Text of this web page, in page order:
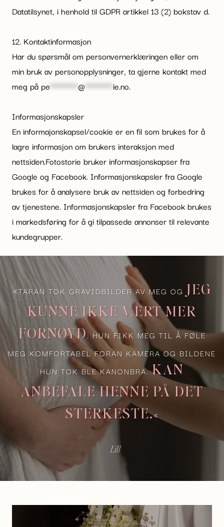
Datatilsynet, i henhold til GDPR artikkel 13 (2) bokstav d.
12. Kontaktinformasjon
Har du spørsmål om personvernerklæringen eller om
min bruk av personopplysninger, ta gjerne kontakt med
meg på pe ********@********ie.no.
Informasjonskapsler
En informajonskapsel/cookie er en fil som brukes for å
lagre informasjon om brukers interaksjon med
nettsiden.Fotostorie bruker informasjonskapser fra
Google og Facebook. Informasjonskapsler fra Google
brukes for å analysere bruk av nettsiden og forbedring
av tjenestene. Informasjonskapsler fra Facebook brukes
i markedsføring for å gi tilpassede annonser til relevante
kundegrupper.
«TARAN TOK GRAVIDBILDER AV MEG OG JEG
KUNNE IKKE VÆRT MER
FORNØYD. HUN FIKK MEG TIL Å FØLE
MEG KOMFORTABEL FORAN KAMERA OG BILDENE
HUN TOK BLE KANONBRA.KAN
ANBEFALE HENNE PÅ DET
STERKESTE.«
— Lill